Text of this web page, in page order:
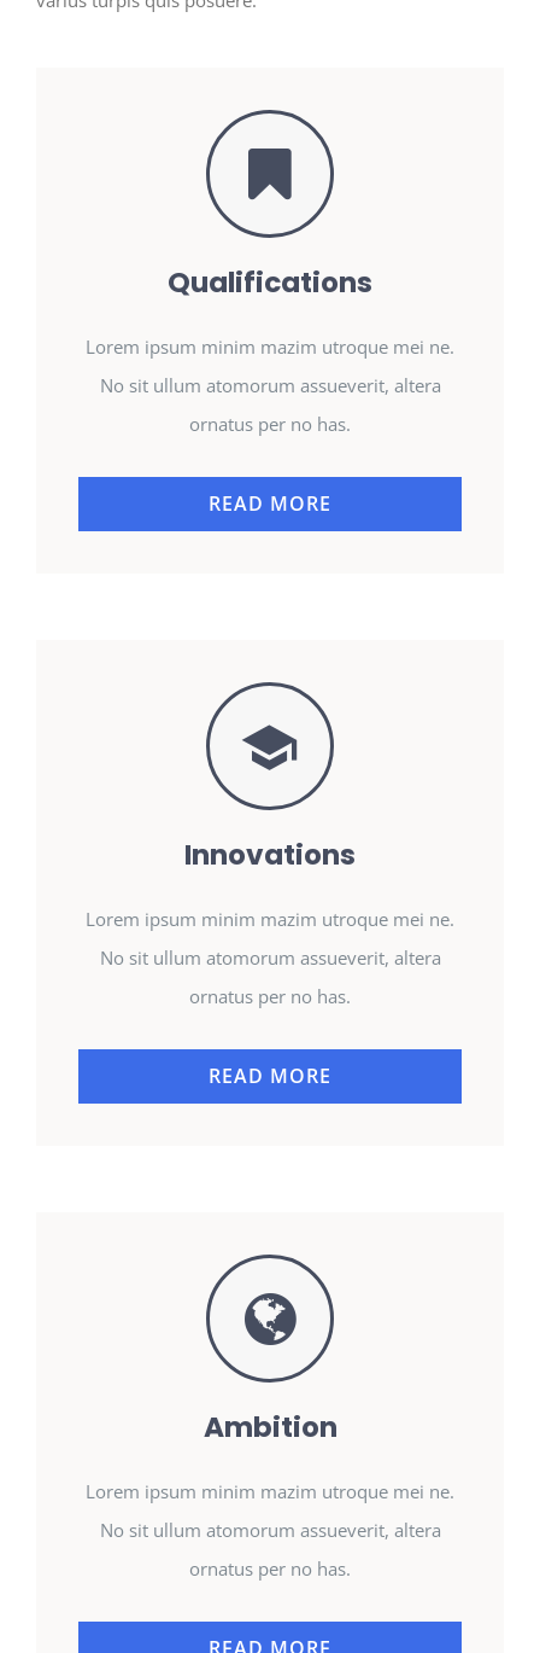
Qualifications
Lorem ipsum minim mazim utroque mei ne.
No sit ullum atomorum assueverit, altera
ornatus per no has.
READ MORE
Innovations
Lorem ipsum minim mazim utroque mei ne.
No sit ullum atomorum assueverit, altera
ornatus per no has.
READ MORE
Ambition
Lorem ipsum minim mazim utroque mei ne.
No sit ullum atomorum assueverit, altera
ornatus per no has.